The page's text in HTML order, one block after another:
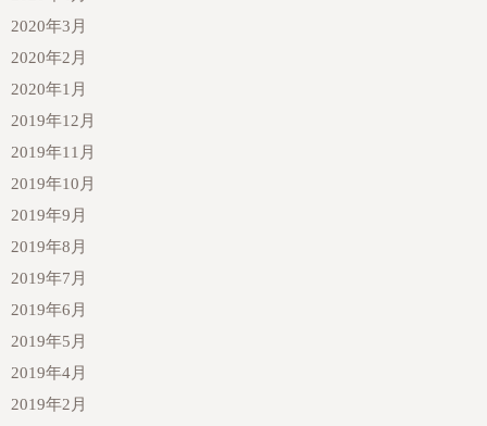
2020年3月
2020年2月
2020年1月
2019年12月
2019年11月
2019年10月
2019年9月
2019年8月
2019年7月
2019年6月
2019年5月
2019年4月
2019年2月